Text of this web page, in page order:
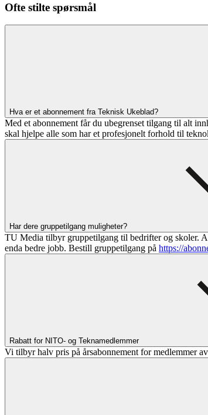
Ofte stilte spørsmål
Hva er et abonnement fra Teknisk Ukeblad?
Med et abonnement får du ubegrenset tilgang til alt
skal hjelpe alle som har et profesjonelt forhold til
Har dere gruppetilgang muligheter?
TU Media tilbyr gruppetilgang til bedrifter og skoler.
enda bedre jobb. Bestill gruppetilgang på https://
Rabatt for NITO- og Teknamedlemmer
Vi tilbyr halv pris på årsabonnement for medlemmer